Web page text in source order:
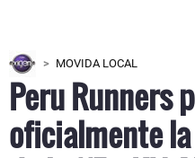
MOVIDA LOCAL
Peru Runners
oficialmente